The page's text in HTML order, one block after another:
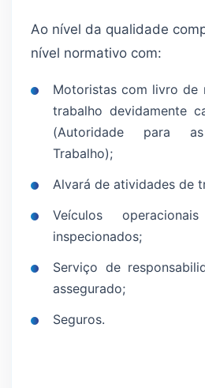
Ao nível da qualidade
nível normativo com:
Motoristas com livro de
trabalho devidamente
(Autoridade para
Trabalho);
Alvará de atividades de
Veículos
inspecionados;
Serviço de
assegurado;
Seguros.